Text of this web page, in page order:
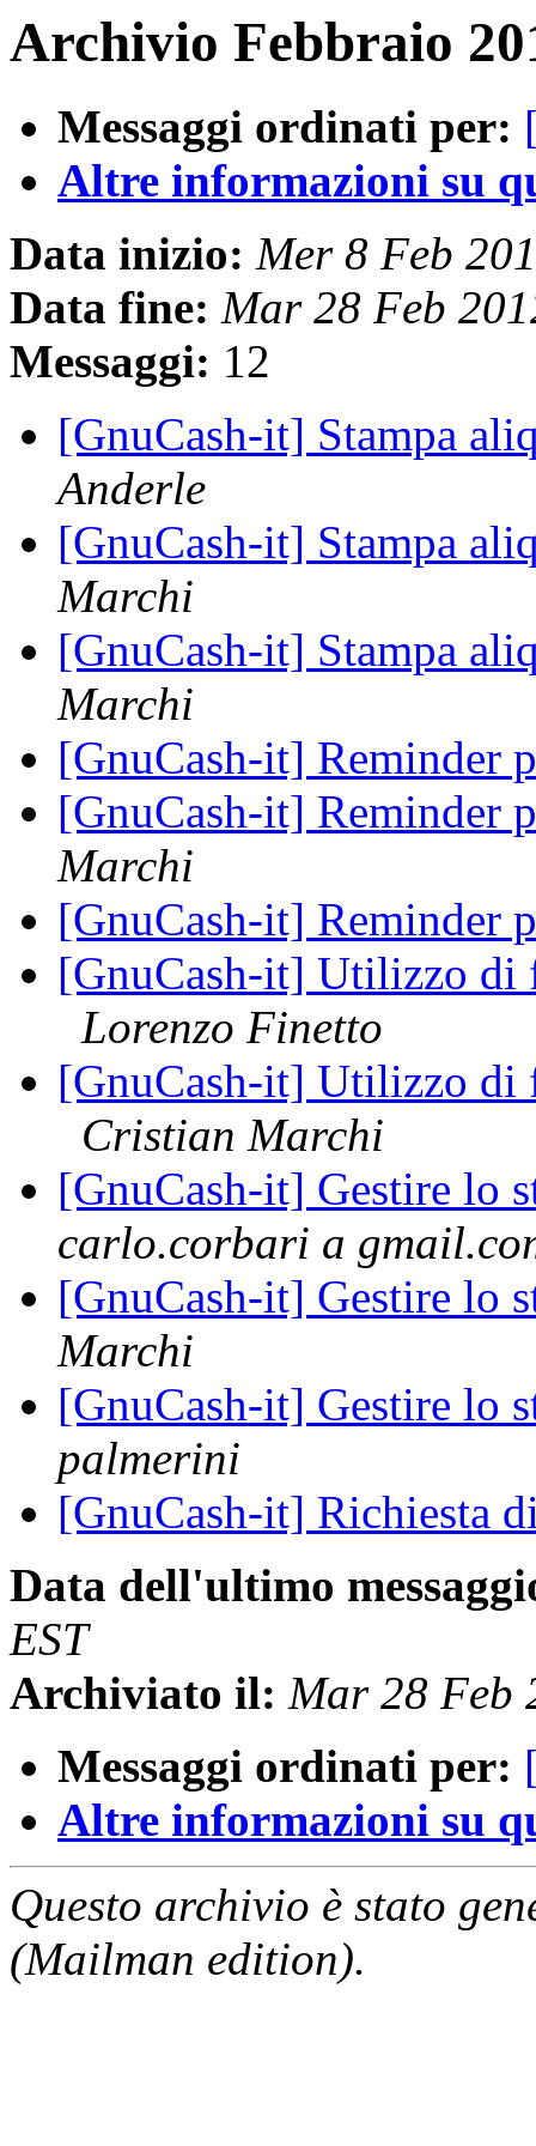
Archivio Febbraio
Messaggi ordinati per:
Altre informazioni su
Data inizio: Mer 8 Feb
Data fine: Mar 28 Feb
Messaggi: 12
[GnuCash-it] Stampa
Anderle
[GnuCash-it] Stampa
Marchi
[GnuCash-it] Stampa
Marchi
[GnuCash-it] Reminder
[GnuCash-it] Reminder
Marchi
[GnuCash-it] Reminder
[GnuCash-it] Utilizzo di
Lorenzo Finetto
[GnuCash-it] Utilizzo di
Cristian Marchi
[GnuCash-it] Gestire lo
carlo.corbari a
[GnuCash-it] Gestire lo
Marchi
[GnuCash-it] Gestire lo
palmerini
[GnuCash-it] Richiesta
Data dell'ultimo
EST
Archiviato il: Mar 28 Feb
Messaggi ordinati per:
Altre informazioni su
Questo archivio è stato
(Mailman edition).